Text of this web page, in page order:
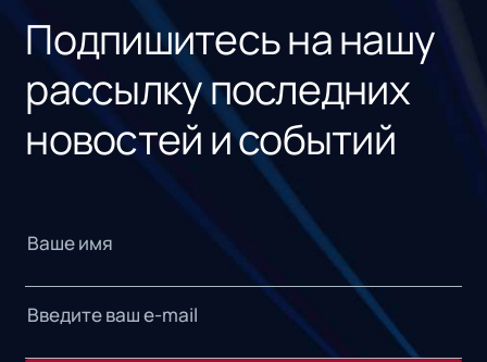
Подпишитесь на нашу
рассылку последних
новостей и событий